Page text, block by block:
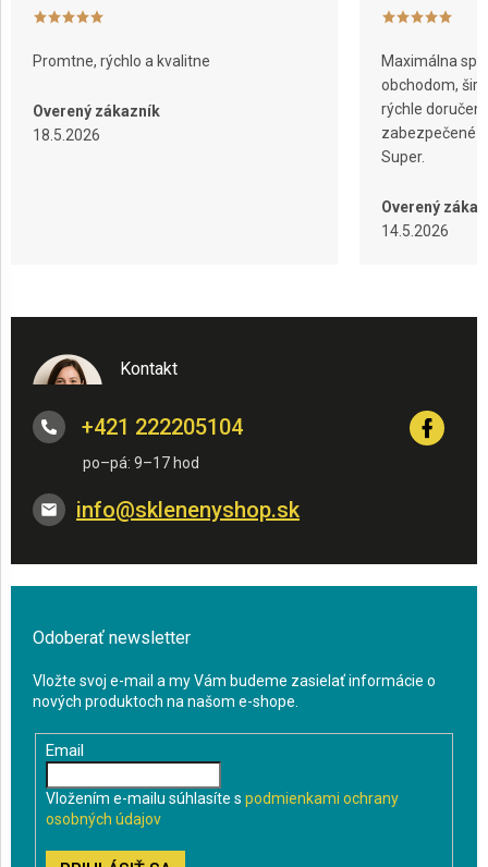
Promtne, rýchlo a kvalitne
Overený zákazník
18.5.2026
Maximálna
obchodom,
rýchle
zabezpečené
Super.
Overený
14.5.2026
Kontakt
info@sklenenyshop.sk
+421 222205104
Odoberať newsletter
Vložte svoj e-mail a my Vám budeme zasielať informácie o
nových produktoch na našom e-shope.
Email
Vložením e-mailu súhlasíte s podmienkami ochrany
osobných údajov